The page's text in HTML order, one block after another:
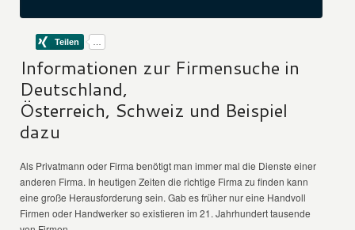
Informationen zur Firmensuche in
Deutschland,
Österreich, Schweiz und Beispiel
dazu
Als Privatmann oder Firma benötigt man immer mal die Dienste einer
anderen Firma. In heutigen Zeiten die richtige Firma zu finden kann
eine große Herausforderung sein. Gab es früher nur eine Handvoll
Firmen oder Handwerker so existieren im 21. Jahrhundert tausende